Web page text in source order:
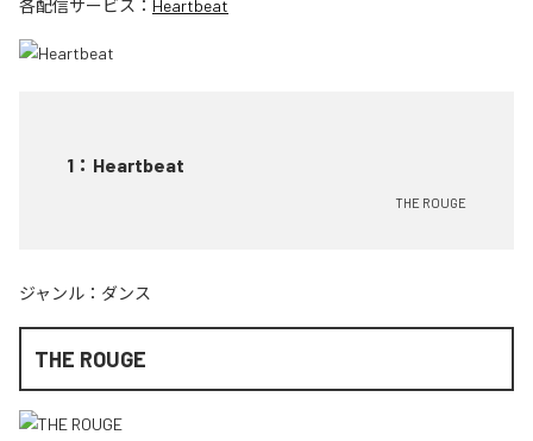
各配信サービス： Heartbeat
1 ： Heartbeat
THE ROUGE
ジャンル： ダンス
THE ROUGE